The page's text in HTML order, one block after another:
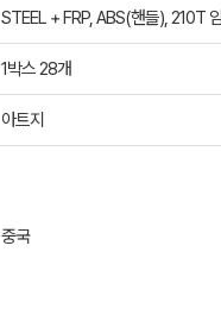
STEEL + FRP, ABS(핸들), 210T
1박스 28개
아트지
중국